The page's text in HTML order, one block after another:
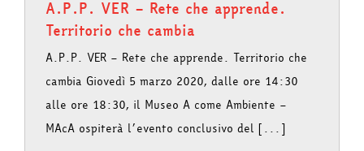
A.P.P. VER – Rete che apprende.
Territorio che cambia
A.P.P. VER – Rete che apprende. Territorio che
cambia Giovedì 5 marzo 2020, dalle ore 14:30
alle ore 18:30, il Museo A come Ambiente –
MAcA ospiterà l’evento conclusivo del [...]